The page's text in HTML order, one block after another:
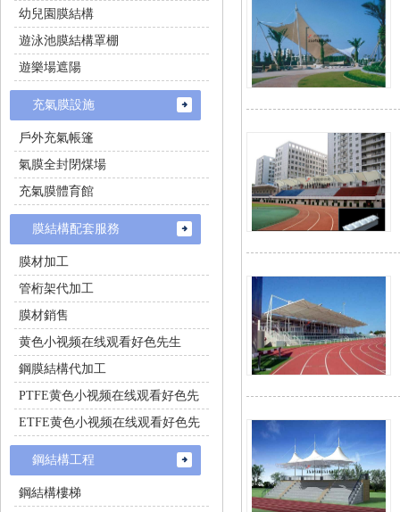
幼兒園膜結構
遊泳池膜結構罩棚
遊樂場遮陽
充氣膜設施
戶外充氣帳篷
氣膜全封閉煤場
充氣膜體育館
膜結構配套服務
膜材加工
管桁架代加工
膜材銷售
黄色小视频在线观看好色先生
鋼膜結構代加工
PTFE黄色小视频在线观看好色先
生施工
ETFE黄色小视频在线观看好色先
生施工
鋼結構工程
鋼結構樓梯